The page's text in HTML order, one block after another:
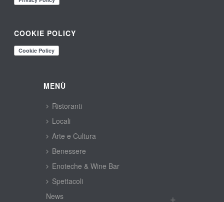
COOKIE POLICY
MENÙ
Ristoranti
Locali
Arte e Cultura
Benessere
Enoteche & Wine Bar
Spettacoli
New